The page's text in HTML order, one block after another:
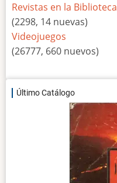
Revistas en la Biblioteca
(2298, 14 nuevas)
Videojuegos
(26777, 660 nuevos)
Último Catálogo